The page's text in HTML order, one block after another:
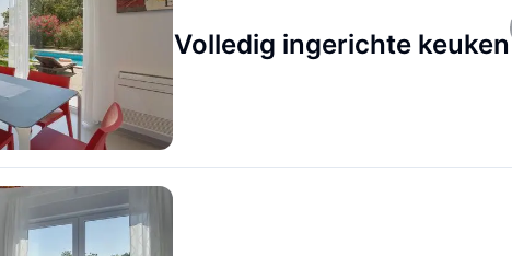
Volledig ingerichte keuken